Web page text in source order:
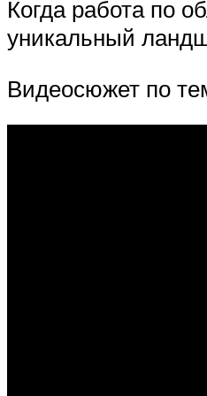
Когда работа по
уникальный
Видеосюжет по